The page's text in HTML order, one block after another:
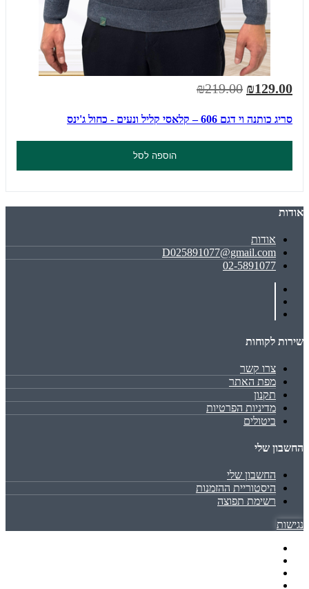
₪129.00
₪219.00
סריג כותנה וי דגם 606 – קלאסי קליל ונעים - כחול ג'ינס
הוספה לסל
אודות
אודות
D025891077@gmail.com
02-5891077
שירות לקוחות
צרו קשר
מפת האתר
תקנון
מדיניות הפרטיות
ביטולים
החשבון שלי
החשבון שלי
היסטוריית ההזמנות
רשימת תפוצה
נגישות